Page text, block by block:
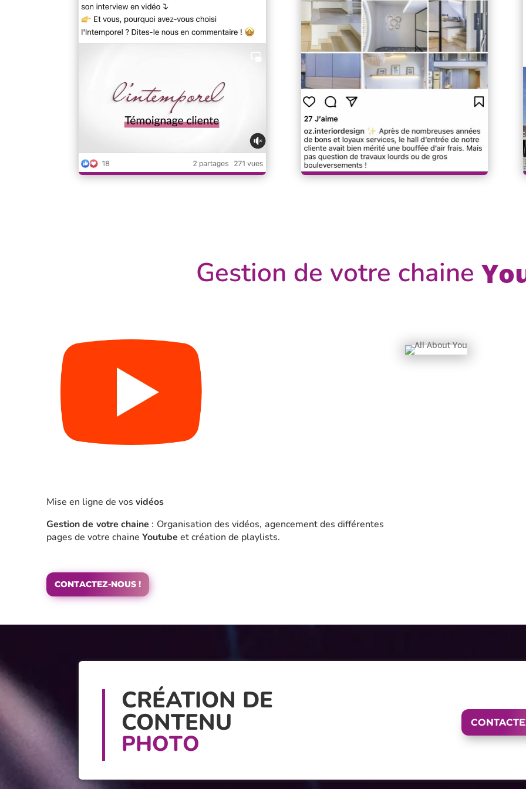
Gestion de votre chaine
Mise en ligne de vos vidéos
Gestion de votre chaine : Organisation des vidéos, agencement des différentes
pages de votre chaine Youtube et création de playlists.
CONTACTEZ-NOUS !
CRÉATION DE
CONTENU
PHOTO